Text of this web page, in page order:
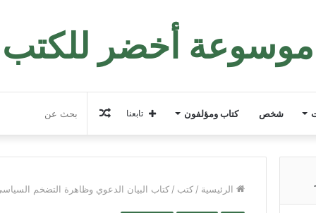
موسوعة أخضر للكتب
شخص كتاب ومؤلفون مقال
عشوائي
تابعنا
الرئيسية / كتب / كتاب البيان الدعوي وظاهرة التضخم